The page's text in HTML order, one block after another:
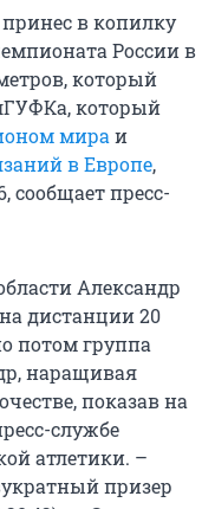
в копилку
России в
который
который
мира и
в Европе,
сообщает пресс-
Александр
дистанции 20
потом группа
наращивая
показав на
службе
атлетики. –
призер